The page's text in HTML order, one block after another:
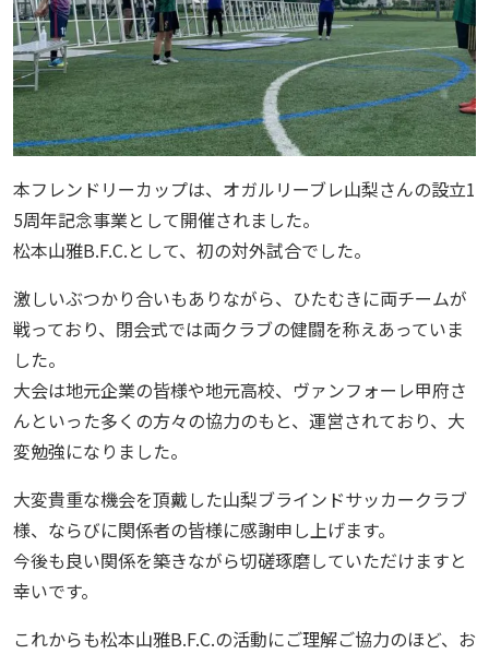
本フレンドリーカップは、オガルリーブレ山梨さんの設立1
5周年記念事業として開催されました。
松本山雅B.F.C.として、初の対外試合でした。
激しいぶつかり合いもありながら、ひたむきに両チームが
戦っており、閉会式では両クラブの健闘を称えあっていま
した。
大会は地元企業の皆様や地元高校、ヴァンフォーレ甲府さ
んといった多くの方々の協力のもと、運営されており、大
変勉強になりました。
大変貴重な機会を頂戴した山梨ブラインドサッカークラブ
様、ならびに関係者の皆様に感謝申し上げます。
今後も良い関係を築きながら切磋琢磨していただけますと
幸いです。
これからも松本山雅B.F.C.の活動にご理解ご協力のほど、お